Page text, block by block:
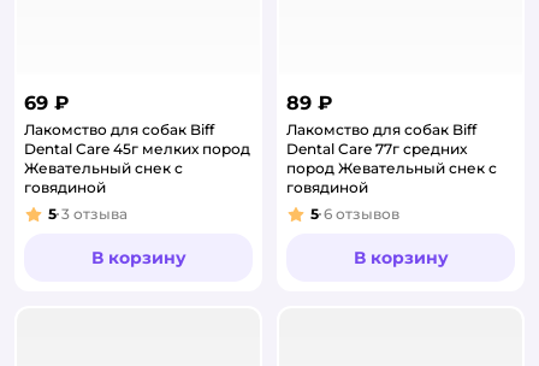
69 ₽
Лакомство для собак Biff
Dental Care 45г мелких пород
Жевательный снек с
говядиной
Рейтинг:
5 3 отзыва
В корзину
89 ₽
Лакомство для собак Biff
Dental Care 77г средних
пород Жевательный снек с
говядиной
Рейтинг:
5 6 отзывов
В корзину